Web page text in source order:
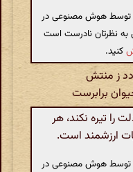
توسط هوش مصنوعی در
به نظرتان نادرست است
کنید.
ز منتش
برابرست
تیره نکند، هر
ارزشمند است.
توسط هوش مصنوعی در